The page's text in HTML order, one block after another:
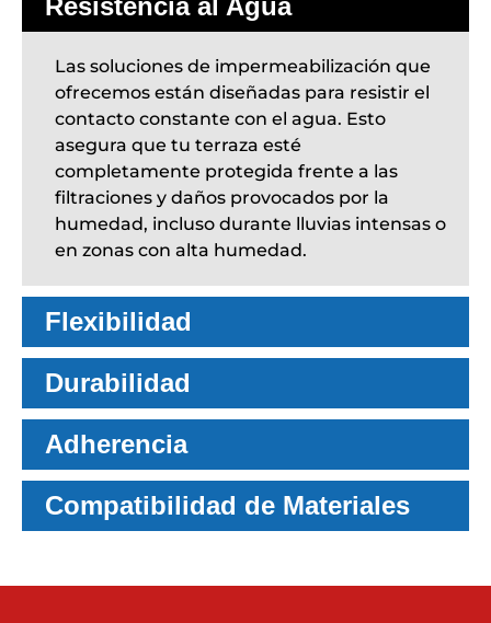
Resistencia al Agua
Las soluciones de impermeabilización que
ofrecemos están diseñadas para resistir el
contacto constante con el agua. Esto
asegura que tu terraza esté
completamente protegida frente a las
filtraciones y daños provocados por la
humedad, incluso durante lluvias intensas o
en zonas con alta humedad.
Flexibilidad
Durabilidad
Adherencia
Compatibilidad de Materiales